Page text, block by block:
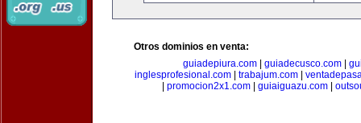
Otros dominios en venta:
guiadepiura.com| guiadecusco.com|
inglesprofesional.com| trabajum.com|
promocion2x1.com guiaiguazu.com